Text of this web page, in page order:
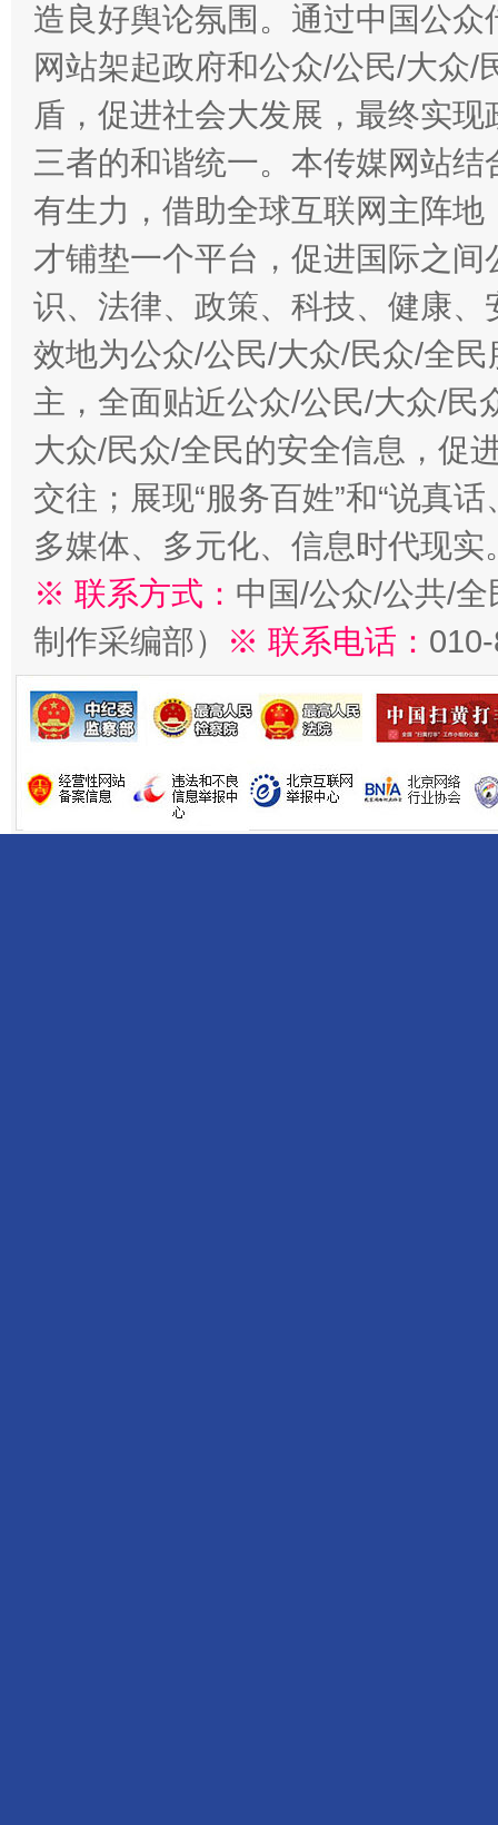
造良好舆论氛围。通过中国公
网站架起政府和公众/公民/大众
盾，促进社会大发展，最终实
三者的和谐统一。本传媒网站
有生力，借助全球互联网主阵
才铺垫一个平台，促进国际之
识、法律、政策、科技、健康
效地为公众/公民/大众/民众/全
主，全面贴近公众/公民/大众/民
大众/民众/全民的安全信息，促
交往；展现“服务百姓”和“说真
多媒体、多元化、信息时代现实
※ 联系方式： 中国/公众/公共/
制作采编部）
※ 联系电话：